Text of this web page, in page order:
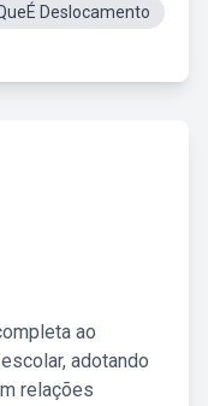
Deslocamento
ao
adotando
relações